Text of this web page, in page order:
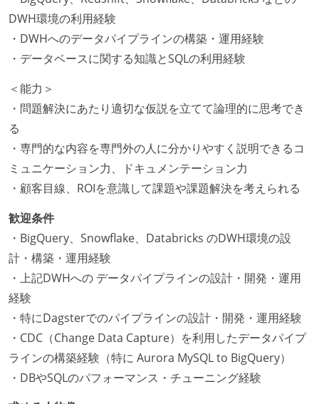
DWH環境の利用経験
・DWHへのデータパイプラインの構築・運用経験
・データベースに関する知識とSQLの利用経験
＜能力＞
・問題解決にあたり適切な仮説を立てて論理的に思考でき
る
・専門的な内容を専門外の人に分かりやすく説明できるコ
ミュニケーション力、ドキュメンテーション力
・顧客目線、ROIを意識して課題や課題解決を考えられる
歓迎条件
・BigQuery、Snowflake、Databricks のDWH環境の設
計・構築・運用経験
・上記DWHへの データパイプラインの設計・開発・運用
経験
・特にDagsterでのパイプラインの設計・開発・運用経験
・CDC（Change Data Capture）を利用したデータパイプ
ラインの構築経験（特に Aurora MySQL to BigQuery）
・DBやSQLのパフォーマンス・チューニング経験